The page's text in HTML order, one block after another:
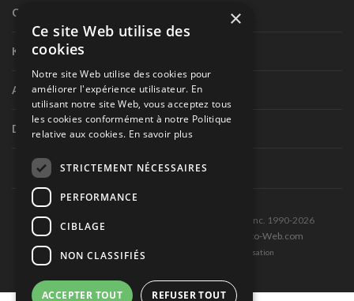
Circuit routier canadien
Karting
Autres séries nationales
Divers
Tous droits réservés © Les Éditions Pole-Position inc. 1990-2026
Ce site est produit et hébergé par Montréal-Photo-Web.com
Politique de confidentialité et Conditions d’utilisation
×
Ce site Web utilise des
cookies
Notre site Web utilise des cookies pour
améliorer l'expérience utilisateur. En
utilisant notre site Web, vous acceptez tous
les cookies conformément à notre Politique
relative aux cookies. En savoir plus
STRICTEMENT NÉCESSAIRES
PERFORMANCE
CIBLAGE
NON CLASSIFIÉS
ACCEPTER TOUT REFUSER TOUT